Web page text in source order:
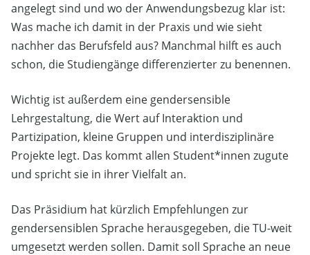
angelegt sind und wo der Anwendungsbezug klar ist:
Was mache ich damit in der Praxis und wie sieht
nachher das Berufsfeld aus? Manchmal hilft es auch
schon, die Studiengänge differenzierter zu benennen.
Wichtig ist außerdem eine gendersensible
Lehrgestaltung, die Wert auf Interaktion und
Partizipation, kleine Gruppen und interdisziplinäre
Projekte legt. Das kommt allen Student*innen zugute
und spricht sie in ihrer Vielfalt an.
Das Präsidium hat kürzlich Empfehlungen zur
gendersensiblen Sprache herausgegeben, die TU-weit
umgesetzt werden sollen. Damit soll Sprache an neue